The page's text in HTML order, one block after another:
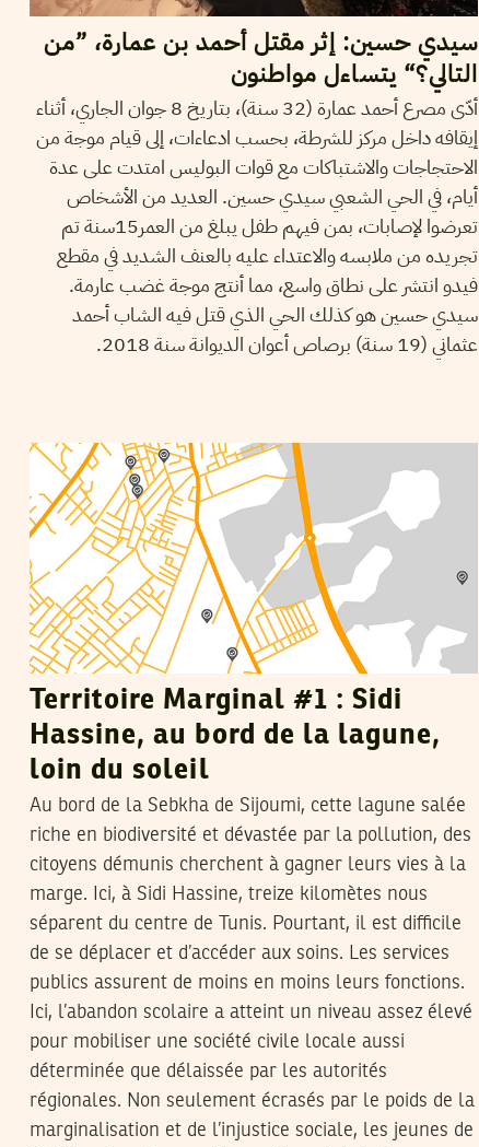
سيدي حسين: إثر مقتل أحمد بن عمارة، ”من
التالي؟“ يتساءل مواطنون
أدّى مصرع أحمد عمارة (32 سنة)، بتاريخ 8 جوان الجاري، أثناء
إيقافه داخل مركز للشرطة، بحسب ادعاءات، إلى قيام موجة من
الاحتجاجات والاشتباكات مع قوات البوليس امتدت على عدة
أيام، في الحي الشعبي سيدي حسين. العديد من الأشخاص
تعرضوا لإصابات، بمن فيهم طفل يبلغ من العمر15سنة تم
تجريده من ملابسه والاعتداء عليه بالعنف الشديد في مقطع
فيدو انتشر على نطاق واسع، مما أنتج موجة غضب عارمة.
سيدي حسين هو كذلك الحي الذي قتل فيه الشاب أحمد
عثماني (19 سنة) برصاص أعوان الديوانة سنة 2018.
Territoire Marginal #1 : Sidi
Hassine, au bord de la lagune,
loin du soleil
Au bord de la Sebkha de Sijoumi, cette lagune salée
riche en biodiversité et dévastée par la pollution, des
citoyens démunis cherchent à gagner leurs vies à la
marge. Ici, à Sidi Hassine, treize kilomètes nous
séparent du centre de Tunis. Pourtant, il est difficile
de se déplacer et d’accéder aux soins. Les services
publics assurent de moins en moins leurs fonctions.
Ici, l’abandon scolaire a atteint un niveau assez élevé
pour mobiliser une société civile locale aussi
déterminée que délaissée par les autorités
régionales. Non seulement écrasés par le poids de la
marginalisation et de l’injustice sociale, les jeunes de